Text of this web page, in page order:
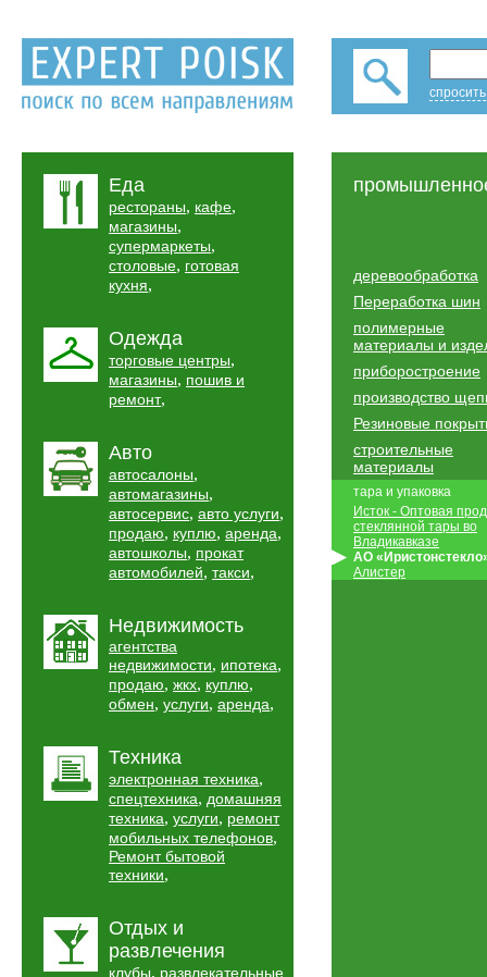
Еда
рестораны, кафе,
магазины,
супермаркеты,
столовые, готовая
кухня,
Одежда
торговые центры,
магазины, пошив и
ремонт,
Авто
автосалоны,
автомагазины,
автосервис, авто услуги,
продаю, куплю, аренда,
автошколы, прокат
автомобилей, такси,
Недвижимость
агентства
недвижимости, ипотека,
продаю, жкх, куплю,
обмен, услуги, аренда,
Техника
электронная техника,
спецтехника, домашняя
техника, услуги, ремонт
мобильных телефонов,
Ремонт бытовой
техники,
Отдых и
развлечения
клубы, развлекательные
деревообработка
Переработка шин
полимерные
материалы и
приборостроение
производство
Резиновые
строительные
материалы
тара и упаковка
Исток - Оптовая
стеклянной тары во
Владикавказе
АО
Алистер